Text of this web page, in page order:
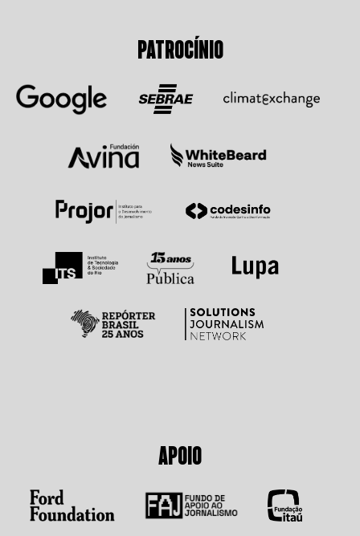
PATROCÍNIO
APOIO